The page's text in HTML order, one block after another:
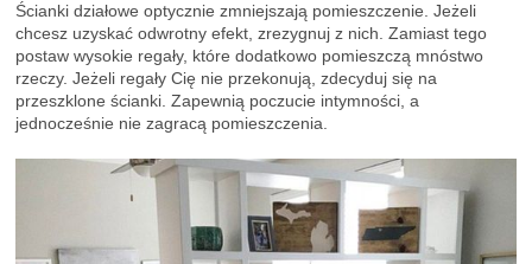
Ścianki działowe optycznie zmniejszają pomieszczenie. Jeżeli
chcesz uzyskać odwrotny efekt, zrezygnuj z nich. Zamiast tego
postaw wysokie regały, które dodatkowo pomieszczą mnóstwo
rzeczy. Jeżeli regały Cię nie przekonują, zdecyduj się na
przeszklone ścianki. Zapewnią poczucie intymności, a
jednocześnie nie zagracą pomieszczenia.